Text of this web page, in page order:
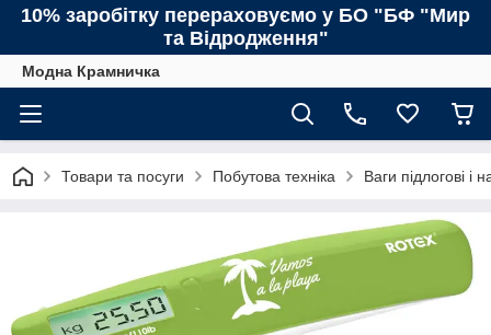
10% заробітку перераховуємо у БО "БФ "Мир
та Відродження"
Модна Крамничка
Товари та посуги Побутова техніка Ваги підлогові і